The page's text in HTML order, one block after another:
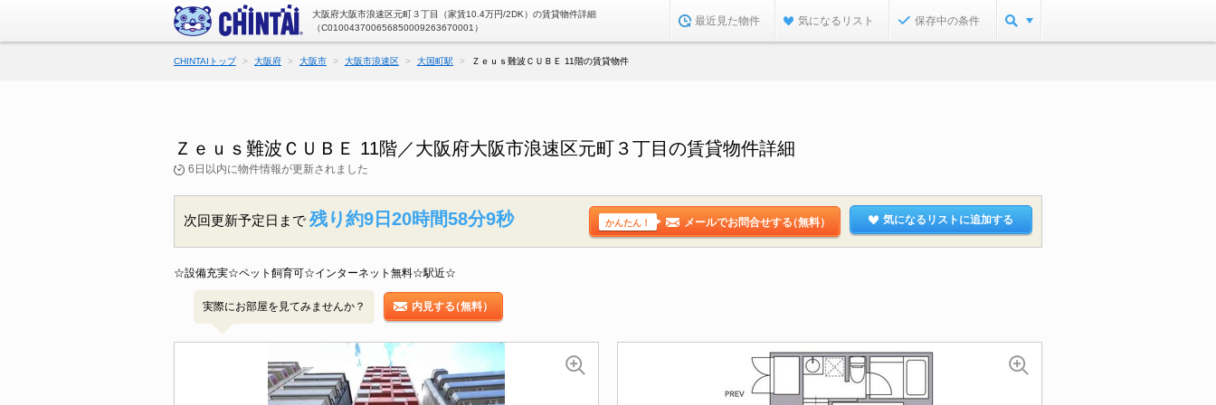
大阪府大阪市浪速区元町３丁目（家賃10.4万円/2DK）の賃貸物件詳細
（C010043700656850009263670001）
最近見た物件 気になるリスト 保存中の条件
CHINTAIトップ 大阪府 大阪市 大阪市浪速区 大国町駅 Ｚｅｕｓ難波ＣＵＢＥ 11階の賃貸物件
Ｚｅｕｓ難波ＣＵＢＥ 11階／大阪府大阪市浪速区元町３丁目の賃貸物件詳細
6日以内に物件情報が更新されました
次回更新予定日まで 残り約9日20時間58分8秒 かんたん！ メールでお問合せする（無料） 気になるリストに追加する
☆設備充実☆ペット飼育可☆インターネット無料☆駅近☆
実際にお部屋を見てみませんか？ 内見する（無料）